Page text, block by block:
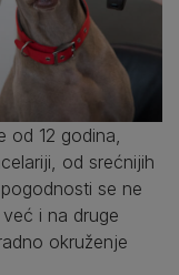
od 12 godina,
od srećnijih
se ne
i na druge
okruženje